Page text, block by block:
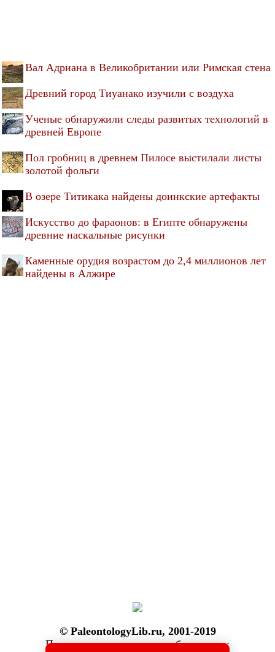
Вал Адриана в Великобритании или Римская стена
Древний город Тиуанако изучили с воздуха
Ученые обнаружили следы развитых технологий в
древней Европе
Пол гробниц в древнем Пилосе выстилали листы
золотой фольги
В озере Титикака найдены доинкские артефакты
Искусство до фараонов: в Египте обнаружены
древние наскальные рисунки
Каменные орудия возрастом до 2,4 миллионов лет
найдены в Алжире
© PaleontologyLib.ru, 2001-2019
При копировании ссылка обязательна: